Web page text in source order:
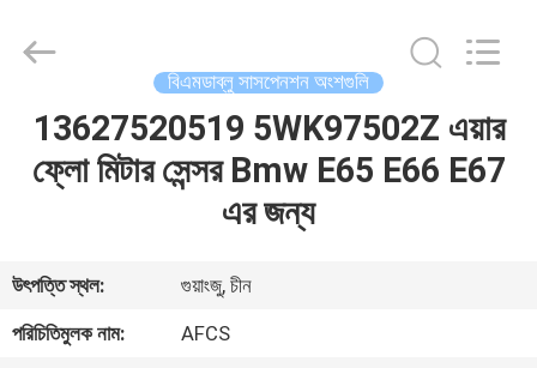
বাড়ি
ভিডিও
PARTS
Reserved.
বিএমডাব্লু সাসপেনশন অংশগুলি
13627520519 5WK97502Z এয়ার
ফ্লো মিটার সেন্সর Bmw E65 E66 E67
এর জন্য
উৎপত্তি স্থল:
গুয়াংজু, চীন
পরিচিতিমুলক নাম:
AFCS